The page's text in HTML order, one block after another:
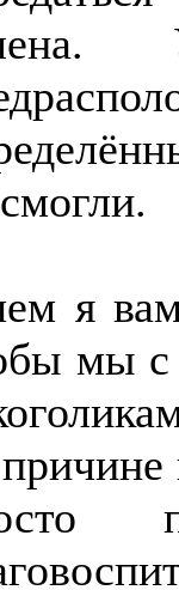
я
мы с